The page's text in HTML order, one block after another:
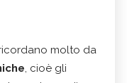
molto da
, cioè gli